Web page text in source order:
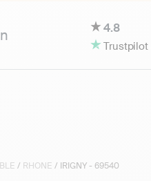
4.8
Trustpilot
/ RHONE / IRIGNY - 69540